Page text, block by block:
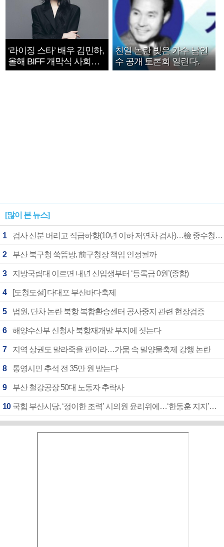
‘라이징 스타’ 배우 김민하,
올해 BIFF 개막식 사회자
확정
친일 논란 빚은 가수 남인
수 공개 토론회 열린다.
[많이 본 뉴스]
1 검사 신분 버리고 직급하향(10년 이하 저연차 검사)…檢 중수청행 기피
2 부산 북구청 쑥뜸방, 前구청장 책임 인정될까
3 지방국립대 이르면 내년 신입생부터 ‘등록금 0원’(종합)
4 [도청도설] 다대포 부산바다축제
5 법원, 단차 논란 북항 복합환승센터 공사중지 관련 현장검증
6 해양수산부 신청사 북항재개발 부지에 짓는다
7 지역 상권도 말라죽을 판이라…가뭄 속 밀양물축제 강행 논란
8 통영시민 추석 전 35만 원 받는다
9 부산 철강공장 50대 노동자 추락사
10 국힘 부산시당, ‘정이한 조력’ 시의원 윤리위에…‘한동훈 지지’도 신고접수